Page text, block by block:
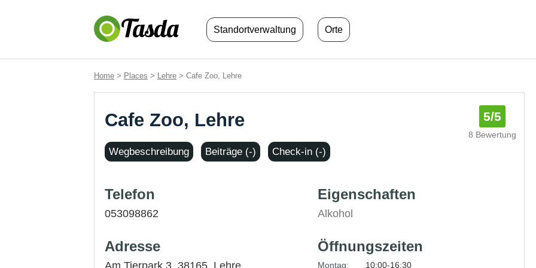
Standortverwaltung Orte
Home > Places > Lehre > Cafe Zoo, Lehre
Cafe Zoo, Lehre 5/5
8 Bewertung
Wegbeschreibung Beiträge (-) Check-in (-)
Telefon
053098862
Adresse
Am Tierpark 3, 38165, Lehre
Eigenschaften
Alkohol
Öffnungszeiten
Montag:
10:00-16:30